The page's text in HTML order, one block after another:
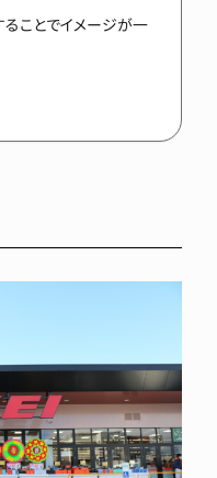
ことでイメージが一